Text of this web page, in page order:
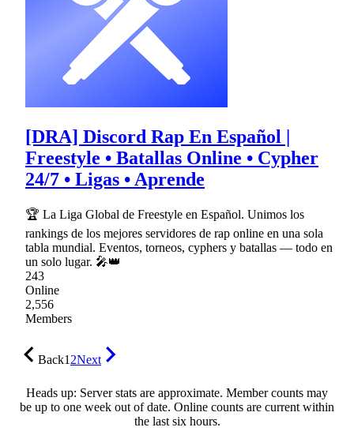
[DRA] Discord Rap En Español |
Freestyle • Batallas Online • Cypher
24/7 • Ligas • Aprende
🏆 La Liga Global de Freestyle en Español. Unimos los
rankings de los mejores servidores de rap online en una sola
tabla mundial. Eventos, torneos, cyphers y batallas — todo en
un solo lugar. 🎤👑
243
Online
2,556
Members
Back12Next
Heads up: Server stats are approximate. Member counts may
be up to one week out of date. Online counts are current within
the last six hours.